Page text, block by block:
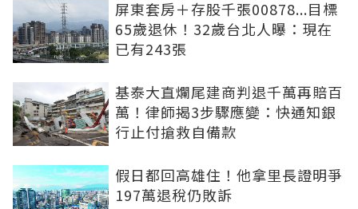
屏東套房＋存股千張00878...目標
65歲退休！32歲台北人曝：現在
已有243張
基泰大直爛尾建商判退千萬再賠百
萬！律師揭3步驟應變：快通知銀
行止付搶救自備款
假日都回高雄住！他拿里長證明爭
197萬退稅仍敗訴